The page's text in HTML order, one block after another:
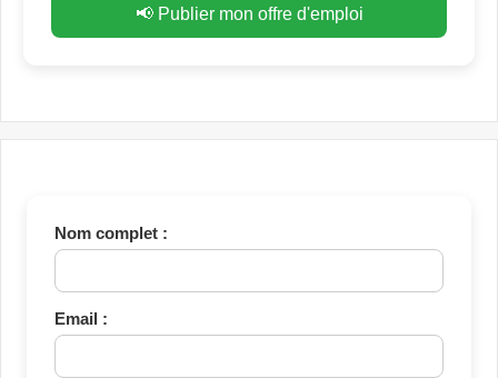
📢 Publier mon offre d'emploi
Nom complet :
Email :